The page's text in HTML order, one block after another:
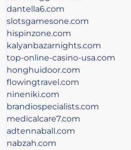
dantella6.com
slotsgamesone.com
hispinzone.com
kalyanbazarnights.com
top-online-casino-usa.com
honghuidoor.com
flowingtravel.com
nineniki.com
brandiospecialists.com
medicalcare7.com
adtennaball.com
nabzah.com